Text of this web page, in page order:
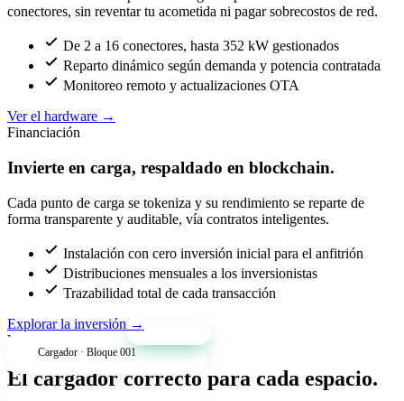
conectores, sin reventar tu acometida ni pagar sobrecostos de red.
De 2 a 16 conectores, hasta 352 kW gestionados
Reparto dinámico según demanda y potencia contratada
Monitoreo remoto y actualizaciones OTA
Ver el hardware →
Financiación
Invierte en carga, respaldado en blockchain.
Cada punto de carga se tokeniza y su rendimiento se reparte de
forma transparente y auditable, vía contratos inteligentes.
Instalación con cero inversión inicial para el anfitrión
Distribuciones mensuales a los inversionistas
Trazabilidad total de cada transacción
Explorar la inversión →
+34% anual
Cargador · Bloque 001
Productos
El cargador correcto para cada espacio.